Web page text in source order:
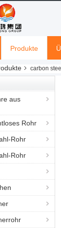
Produkte
carbon
aus
Rohr
Rohr
Rohr